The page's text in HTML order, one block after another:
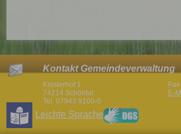
Kontakt Gemeindeverwaltung
Klosterhof 1
74214 Schöntal
Tel. 07943 9100-0
E-
Leichte Sprache